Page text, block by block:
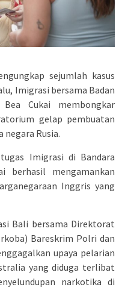
sejumlah kasus
Imigrasi bersama Badan
Cukai membongkar
gelap pembuatan
negara Rusia.
Imigrasi di Bandara
berhasil mengamankan
Inggris yang
Bali bersama Direktorat
Bareskrim Polri dan
upaya pelarian
yang diduga terlibat
narkotika di